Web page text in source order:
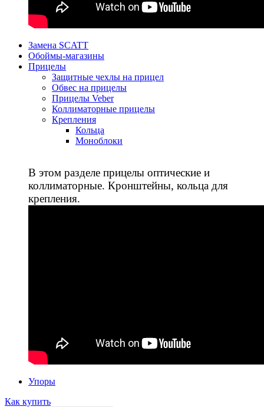
Замена SCATT
Обоймы-магазины
Прицелы
Защитные чехлы на прицел
Обвес на прицелы
Прицелы Veber
Коллиматорные прицелы
Крепления
Кольца
Моноблоки
В этом разделе прицелы оптические и
коллиматорные. Кронштейны, кольца для
крепления.
Упоры
Как купить